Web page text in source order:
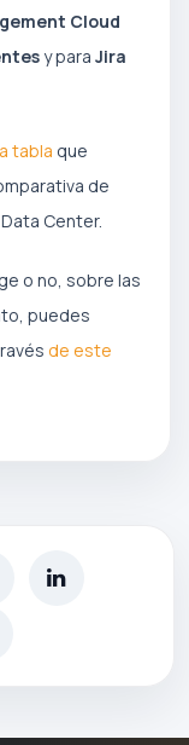
Cloud
y para Jira
tabla que
de
Center.
o no, sobre las
puedes
de este